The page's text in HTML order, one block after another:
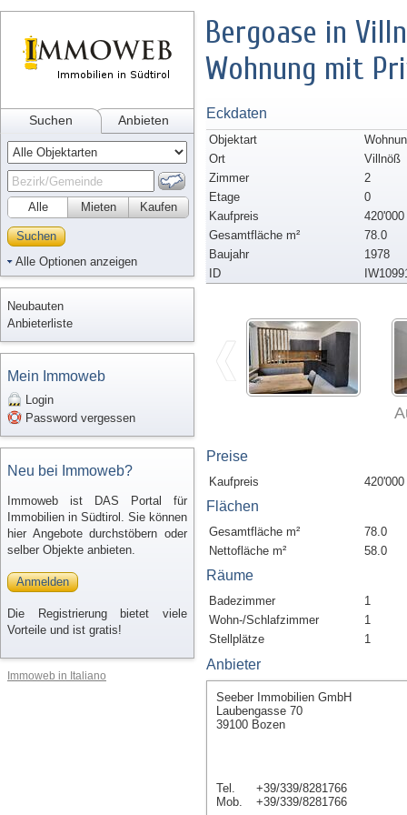
Suchen Anbieten
Alle Kaufen
Mieten
Suchen
Alle Optionen anzeigen
Neubauten
Anbieterliste
Mein Immoweb
Login
Password vergessen
Neu bei Immoweb?
Immoweb ist DAS Portal für
Immobilien in Südtirol. Sie können
hier Angebote durchstöbern oder
selber Objekte anbieten.
Anmelden
Die Registrierung bietet viele
Vorteile und ist gratis!
Immoweb in Italiano
Bergoase in
Wohnung mit
Eckdaten
Objektart
Ort
Villnöß
Zimmer
2
Etage
0
Kaufpreis
420'000
Gesamtfläche m²
78.0
Baujahr
1978
ID
Preise
Kaufpreis 420'000
Flächen
Gesamtfläche m²
78.0
Nettofläche m²
58.0
Räume
Badezimmer
1
Wohn-/Schlafzimmer
1
Stellplätze
1
Anbieter
Seeber Immobilien GmbH
Laubengasse 70
39100 Bozen
Tel.
+39/339/8281766
Mob.
+39/339/8281766